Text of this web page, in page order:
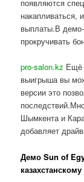
появляются
накапливаться,
выплаты.В
прокручивать
pro-salon.kz Ещё
выигрыша вы
версии это
Шымкента и
добавляет
Демо Sun of